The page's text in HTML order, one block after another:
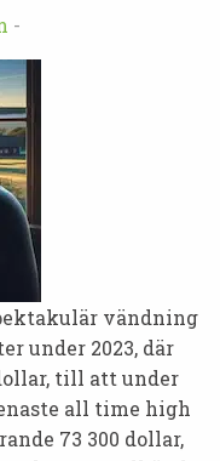
-
vändning
under 2023, där
till att under
all time high
73 300 dollar,